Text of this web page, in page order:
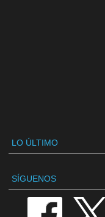
LO ÚLTIMO
SÍGUENOS